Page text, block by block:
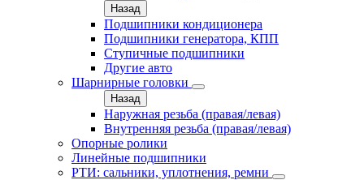
Назад
Подшипники кондиционера
Подшипники генератора, КПП
Ступичные подшипники
Другие авто
Шарнирные головки
Назад
Наружная резьба (правая/левая)
Внутренняя резьба (правая/левая)
Опорные ролики
Линейные подшипники
РТИ: сальники, уплотнения, ремни